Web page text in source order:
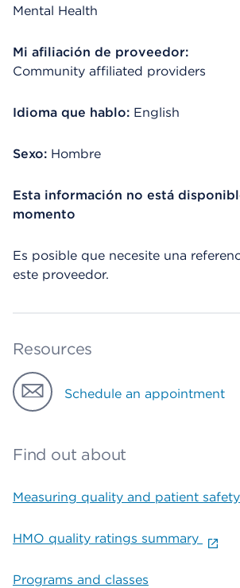
Mental Health
Mi afiliación de proveedor:
Community affiliated providers
Idioma que hablo: English
Sexo: Hombre
Esta información no está
momento
Es posible que necesite una
este proveedor.
Resources
Schedule an appointment
Find out about
Measuring quality and patient safety
HMO quality ratings summary
Programs and classes